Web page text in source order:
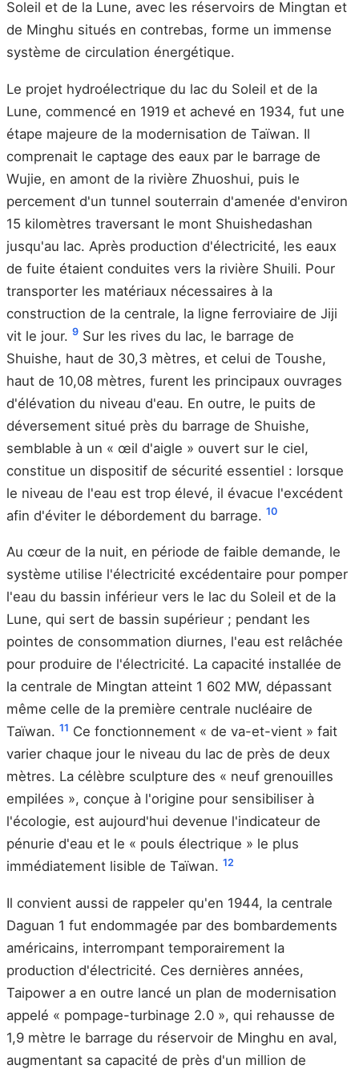
Soleil et de la Lune, avec les réservoirs de Mingtan et
de Minghu situés en contrebas, forme un immense
système de circulation énergétique.
Le projet hydroélectrique du lac du Soleil et de la
Lune, commencé en 1919 et achevé en 1934, fut une
étape majeure de la modernisation de Taïwan. Il
comprenait le captage des eaux par le barrage de
Wujie, en amont de la rivière Zhuoshui, puis le
percement d'un tunnel souterrain d'amenée d'environ
15 kilomètres traversant le mont Shuishedashan
jusqu'au lac. Après production d'électricité, les eaux
de fuite étaient conduites vers la rivière Shuili. Pour
transporter les matériaux nécessaires à la
construction de la centrale, la ligne ferroviaire de Jiji
vit le jour. 9 Sur les rives du lac, le barrage de
Shuishe, haut de 30,3 mètres, et celui de Toushe,
haut de 10,08 mètres, furent les principaux ouvrages
d'élévation du niveau d'eau. En outre, le puits de
déversement situé près du barrage de Shuishe,
semblable à un « œil d'aigle » ouvert sur le ciel,
constitue un dispositif de sécurité essentiel : lorsque
le niveau de l'eau est trop élevé, il évacue l'excédent
afin d'éviter le débordement du barrage. 10
Au cœur de la nuit, en période de faible demande, le
système utilise l'électricité excédentaire pour pomper
l'eau du bassin inférieur vers le lac du Soleil et de la
Lune, qui sert de bassin supérieur ; pendant les
pointes de consommation diurnes, l'eau est relâchée
pour produire de l'électricité. La capacité installée de
la centrale de Mingtan atteint 1 602 MW, dépassant
même celle de la première centrale nucléaire de
Taïwan. 11 Ce fonctionnement « de va-et-vient » fait
varier chaque jour le niveau du lac de près de deux
mètres. La célèbre sculpture des « neuf grenouilles
empilées », conçue à l'origine pour sensibiliser à
l'écologie, est aujourd'hui devenue l'indicateur de
pénurie d'eau et le « pouls électrique » le plus
immédiatement lisible de Taïwan. 12
Il convient aussi de rappeler qu'en 1944, la centrale
Daguan 1 fut endommagée par des bombardements
américains, interrompant temporairement la
production d'électricité. Ces dernières années,
Taipower a en outre lancé un plan de modernisation
appelé « pompage-turbinage 2.0 », qui rehausse de
1,9 mètre le barrage du réservoir de Minghu en aval,
augmentant sa capacité de près d'un million de